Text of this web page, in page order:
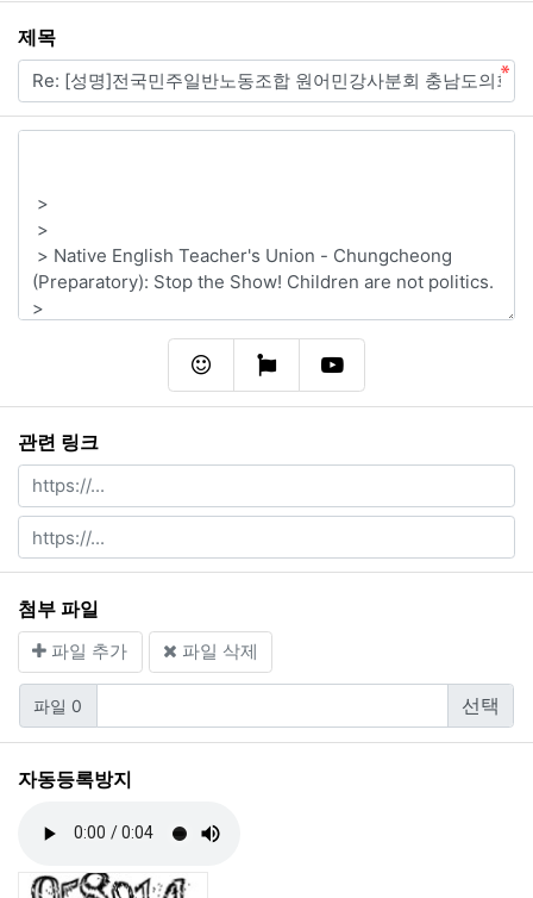
제목필수
이모티콘폰트어썸동영상
관련 링크
첨부 파일
파일 추가 파일 삭제
파일 0
자동등록방지